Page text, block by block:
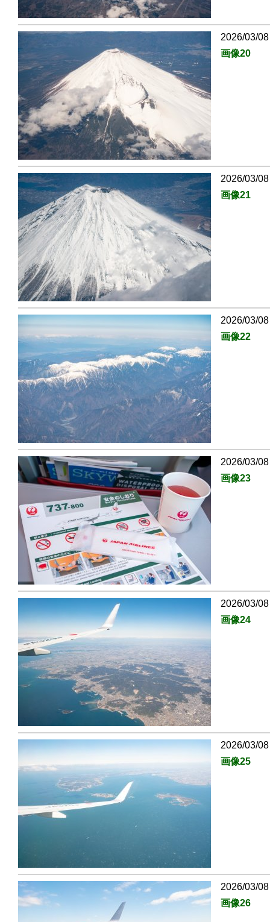
2026/03/
画像20
2026/03/
画像21
2026/03/
画像22
2026/03/
画像23
2026/03/
画像24
2026/03/
画像25
2026/03/
画像26